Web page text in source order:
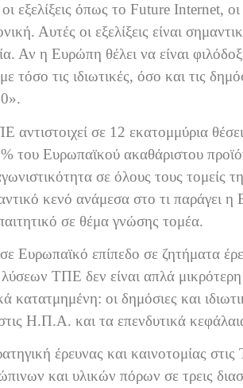
εξελίξεις όπως το Future Internet, οι
Αυτές οι εξελίξεις είναι
Αν η Ευρώπη θέλει να είναι
τόσο τις ιδιωτικές, όσο και τις
αντιστοιχεί σε 12 εκατομμύρια
του Ευρωπαϊκού ακαθάριστου
σε όλους τους τομείς
κενό ανάμεσα στο τι παράγει
σε θέμα γνώσης τομέα.
Ευρωπαϊκό επίπεδο σε ζητήματα
ΤΠΕ δεν είναι απλά
κατατμημένη: οι δημόσιες και
Η.Π.Α. και τα επενδυτικά
έρευνας και καινοτομίας
και υλικών πόρων σε τρεις